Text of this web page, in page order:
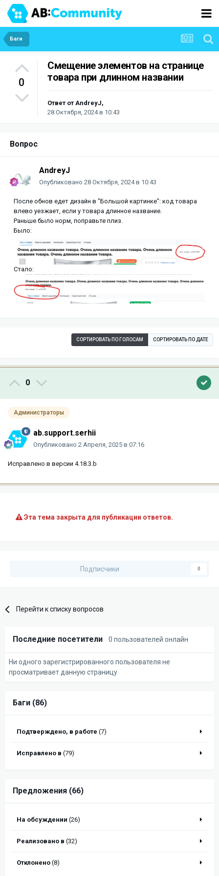
Баги
0
Смещение элементов на странице
товара при длинном названии
Ответ от AndreyJ,
28 Октября, 2024 в 10:43
Вопрос
AndreyJ
Опубликовано 28 Октября, 2024 в 10:43
После обнов едет дизайн в "Большой картинке": код товара
влево уезжает, если у товара длинное название.
Раньше было норм, поправьте плиз.
Было:
Стало:
СОРТИРОВАТЬ ПО ГОЛОСАМ СОРТИРОВАТЬ ПО ДАТЕ
0
Администраторы
ab.support.serhii
Опубликовано 2 Апреля, 2025 в 07:16
Исправлено в версии 4.18.3.b
Эта тема закрыта для публикации ответов.
Подписчики 0
Перейти к списку вопросов
Последние посетители 0 пользователей онлайн
Ни одного зарегистрированного пользователя не
просматривает данную страницу
Баги (86)
Подтверждено, в работе (7)
Исправлено в (79)
Предложения (66)
На обсуждении (26)
Реализовано в (32)
Отклонено (8)